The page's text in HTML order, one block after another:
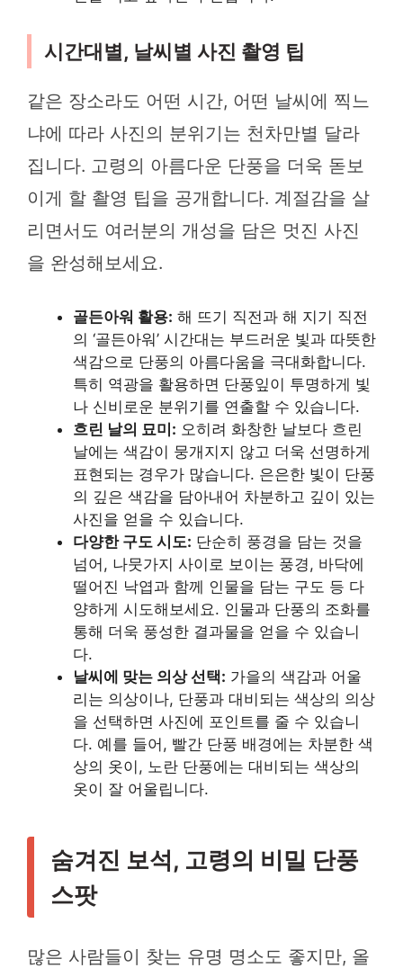
시간대별, 날씨별 사진 촬영 팁
같은 장소라도 어떤 시간, 어떤 날씨에 찍느
냐에 따라 사진의 분위기는 천차만별 달라
집니다. 고령의 아름다운 단풍을 더욱 돋보
이게 할 촬영 팁을 공개합니다. 계절감을 살
리면서도 여러분의 개성을 담은 멋진 사진
을 완성해보세요.
골든아워 활용: 해 뜨기 직전과 해 지기 직전
의 ‘골든아워’ 시간대는 부드러운 빛과 따뜻한
색감으로 단풍의 아름다움을 극대화합니다.
특히 역광을 활용하면 단풍잎이 투명하게 빛
나 신비로운 분위기를 연출할 수 있습니다.
흐린 날의 묘미: 오히려 화창한 날보다 흐린
날에는 색감이 뭉개지지 않고 더욱 선명하게
표현되는 경우가 많습니다. 은은한 빛이 단풍
의 깊은 색감을 담아내어 차분하고 깊이 있는
사진을 얻을 수 있습니다.
다양한 구도 시도: 단순히 풍경을 담는 것을
넘어, 나뭇가지 사이로 보이는 풍경, 바닥에
떨어진 낙엽과 함께 인물을 담는 구도 등 다
양하게 시도해보세요. 인물과 단풍의 조화를
통해 더욱 풍성한 결과물을 얻을 수 있습니
다.
날씨에 맞는 의상 선택: 가을의 색감과 어울
리는 의상이나, 단풍과 대비되는 색상의 의상
을 선택하면 사진에 포인트를 줄 수 있습니
다. 예를 들어, 빨간 단풍 배경에는 차분한 색
상의 옷이, 노란 단풍에는 대비되는 색상의
옷이 잘 어울립니다.
숨겨진 보석, 고령의 비밀 단풍
스팟
많은 사람들이 찾는 유명 명소도 좋지만, 올